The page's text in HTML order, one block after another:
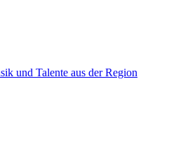
und Talente aus der Region